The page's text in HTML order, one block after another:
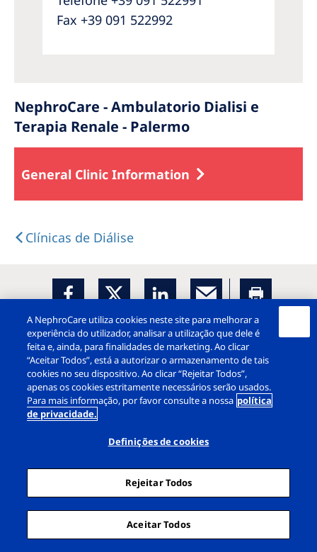
Fax +39 091 522992
NephroCare - Ambulatorio Dialisi e
Terapia Renale - Palermo
General Clinic Information
Clínicas de Diálise
Doentes
Opções de tratamento
Diálise em Férias
Testemunhos de doentes
Carreiras
A NephroCare utiliza cookies neste site para melhorar a
experiência do utilizador, analisar a utilização que dele é
feita e, ainda, para finalidades de marketing. Ao clicar
“Aceitar Todos”, está a autorizar o armazenamento de tais
cookies no seu dispositivo. Ao clicar “Rejeitar Todos”,
apenas os cookies estritamente necessários serão usados.
Para mais informação, por favor consulte a nossa política
de privacidade.
Definições de cookies
Rejeitar Todos
Aceitar Todos